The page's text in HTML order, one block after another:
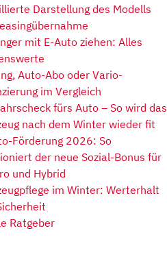
Darstellung des Modells
mit E-Auto ziehen: Alles
Auto-Abo oder Vario-
im Vergleich
fürs Auto – So wird das
nach dem Winter wieder fit
Förderung 2026: So
der neue Sozial-Bonus für
und Hybrid
im Winter: Werterhalt
Ratgeber